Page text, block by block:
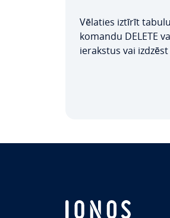
Vēlaties iztīrīt
komandu DELETE
ierakstus vai
Lasiet tālāk, lai